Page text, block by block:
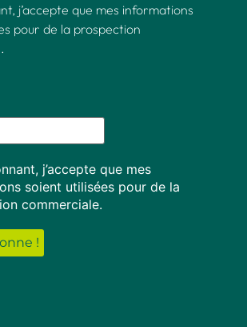
j’accepte que mes informations
pour de la prospection
j’accepte que mes
soient utilisées pour de la
commerciale.